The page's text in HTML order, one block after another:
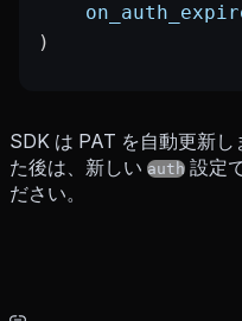
)
SDK は PAT を自動更新
た後は、新しい auth 設定
ださい。